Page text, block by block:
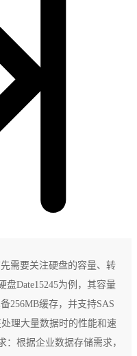
需要关注硬盘的容量、转
Date15245为例，其容量
256MB缓存，并支持SAS
理大量数据时的性能和速
根据企业数据存储需求，